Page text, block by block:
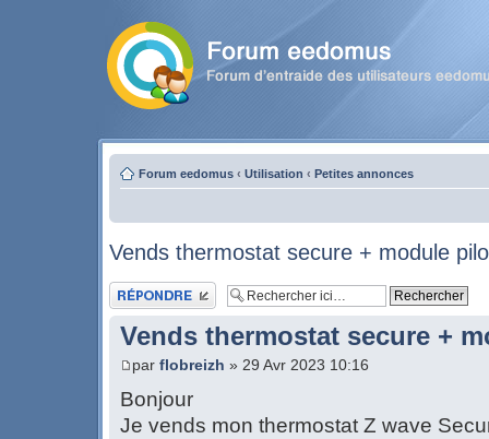
Forum eedomus ‹ Utilisation ‹ Petites annonces
Vends thermostat secure + module
Publier une réponse
Vends thermostat secure +
par flobreizh » 29 Avr 2023 10:16
Bonjour
Je vends mon thermostat Z wave